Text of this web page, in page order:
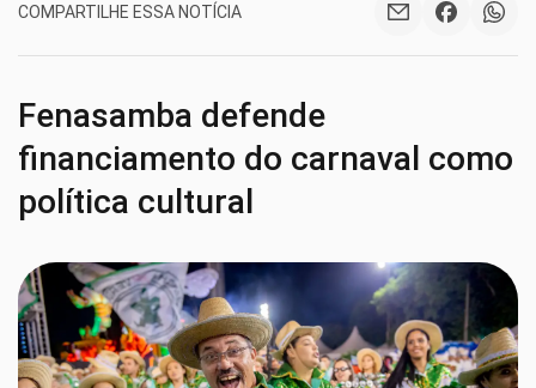
COMPARTILHE ESSA NOTÍCIA
Fenasamba defende
financiamento do carnaval como
política cultural